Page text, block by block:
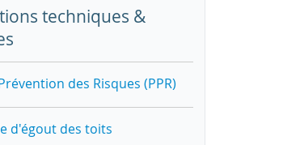
techniques &
des Risques (PPR)
d'égout des toits